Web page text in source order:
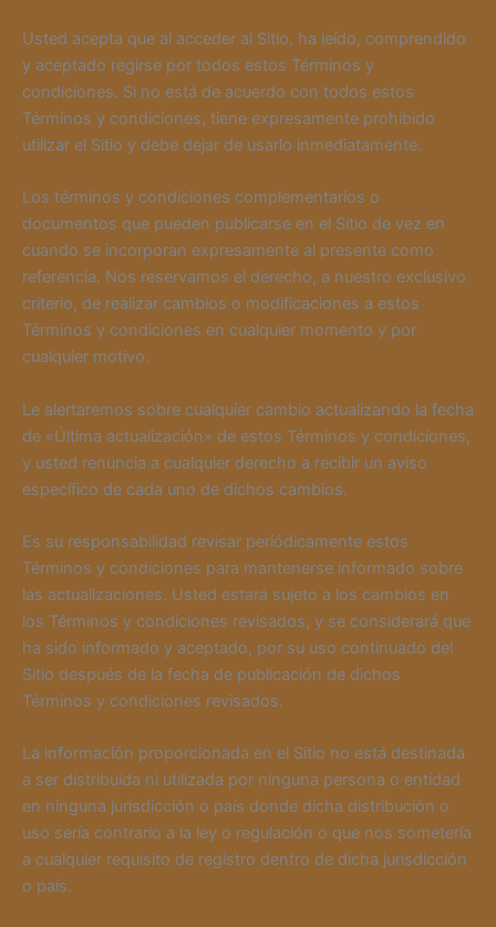
Usted acepta que al acceder al Sitio, ha leído, comprendido
y aceptado regirse por todos estos Términos y
condiciones. Si no está de acuerdo con todos estos
Términos y condiciones, tiene expresamente prohibido
utilizar el Sitio y debe dejar de usarlo inmediatamente.
Los términos y condiciones complementarios o
documentos que pueden publicarse en el Sitio de vez en
cuando se incorporan expresamente al presente como
referencia. Nos reservamos el derecho, a nuestro exclusivo
criterio, de realizar cambios o modificaciones a estos
Términos y condiciones en cualquier momento y por
cualquier motivo.
Le alertaremos sobre cualquier cambio actualizando la fecha
de «Última actualización» de estos Términos y condiciones,
y usted renuncia a cualquier derecho a recibir un aviso
específico de cada uno de dichos cambios.
Es su responsabilidad revisar periódicamente estos
Términos y condiciones para mantenerse informado sobre
las actualizaciones. Usted estará sujeto a los cambios en
los Términos y condiciones revisados, y se considerará que
ha sido informado y aceptado, por su uso continuado del
Sitio después de la fecha de publicación de dichos
Términos y condiciones revisados.
La información proporcionada en el Sitio no está destinada
a ser distribuida ni utilizada por ninguna persona o entidad
en ninguna jurisdicción o país donde dicha distribución o
uso sería contrario a la ley o regulación o que nos sometería
a cualquier requisito de registro dentro de dicha jurisdicción
o país.